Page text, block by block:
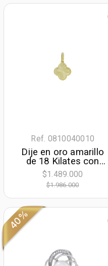
Ref. 0810040010
Dije en oro amarillo
de 18 Kilates con
visos, Flores
$1.489.000
$1.986.000
40%